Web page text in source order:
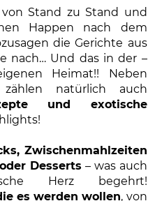
Stand zu Stand und
Happen nach dem
die Gerichte aus
nach… Und das in der –
Heimat!! Neben
zählen natürlich auch
und exotische
Zwischenmahlzeiten
Desserts – was auch
Herz begehrt!
es werden wollen, von